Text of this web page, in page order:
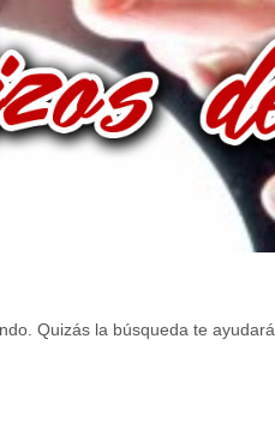
Quizás la búsqueda te ayudará.